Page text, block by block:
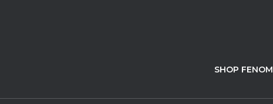
SHOP FENOM